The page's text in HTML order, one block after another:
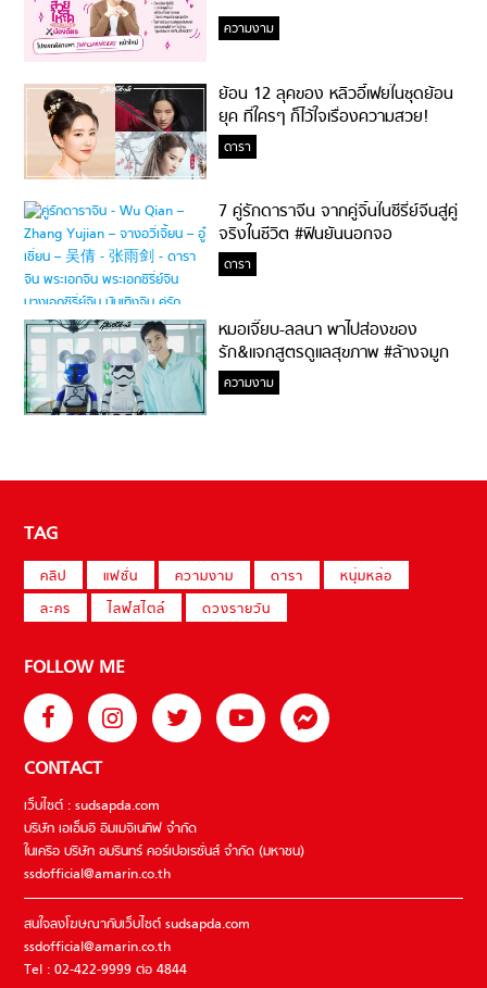
ความงาม
ย้อน 12 ลุคของ หลิวอี้เฟยในชุดย้อน
ยุค ที่ใครๆ ก็ไว้ใจเรื่องความสวย!
ดารา
7 คู่รักดาราจีน จากคู่จิ้นในซีรี่ย์จีนสู่คู่
จริงในชีวิต #ฟินยันนอกจอ
ดารา
หมอเจี๊ยบ-ลลนา พาไปส่องของ
รัก&แจกสูตรดูแลสุขภาพ #ล้างจมูก
ไม่ยากจะสอนให้
ความงาม
TAG
คลิป แฟชั่น ความงาม ดารา
หนุ่มหล่อ
ละคร
ไลฟ์สไตล์ ดวงรายวัน
FOLLOW ME
CONTACT
เว็บไซต์ : sudsapda.com
บริษัท เอเอ็มอี อิมเมจิเนทีฟ จำกัด
ในเครือ บริษัท อมรินทร์ คอร์เปอเรชั่นส์ จำกัด (มหาชน)
ssdofficial@amarin.co.th
สนใจลงโฆษณากับเว็บไซต์ sudsapda.com
ssdofficial@amarin.co.th
Tel : 02-422-9999 ต่อ 4844